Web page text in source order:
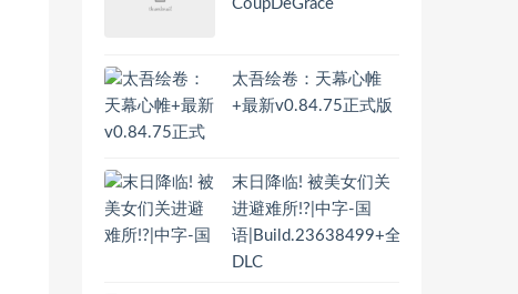
CoupDeGrace
太吾绘卷：天幕心帷
+最新v0.84.75正式版
末日降临! 被美女们关
进避难所!?|中字-国
语|Build.23638499+全
DLC